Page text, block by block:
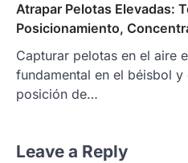
Atrapar Pelotas Elevadas:
Posicionamiento,
Capturar pelotas en el aire
fundamental en el béisbol
posición de…
Leave a Reply